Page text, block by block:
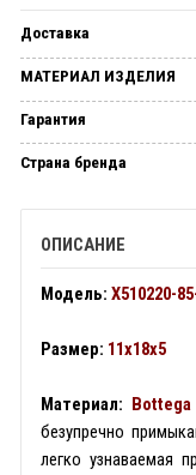
Доставка
МАТЕРИАЛ ИЗДЕЛИЯ
Гарантия
Страна бренда
ОПИСАНИЕ
Модель: X510220-
Размер: 11x18x5
Материал:
безупречно
легко узнаваемая